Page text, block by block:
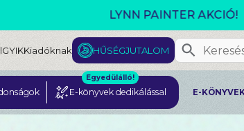
MEGJELENT! L. J. SHEN: LEGVADABB
GYIKKiadóknak HŰSÉGJUTALOM
E-könyvek dedikálással
Egyedülálló!
E-